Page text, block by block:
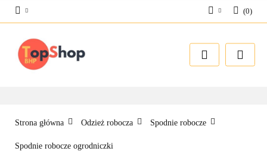
Zarejestruj się
(0)
Strona główna Odzież robocza Spodnie robocze
Spodnie robocze ogrodniczki